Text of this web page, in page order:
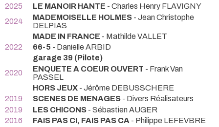
2025
LE MANOIR HANTE - Charles Henry FLAVIGNY
2024
MADEMOISELLE HOLMES - Jean Christophe
DELPIAS
MADE IN FRANCE - Mathilde VALLET
2022
66-5 - Danielle ARBID
garage 39 (Pilote)
2020
ENQUETE A COEUR OUVERT - Frank Van
PASSEL
HORS JEUX - Jérôme DEBUSSCHERE
2019
SCENES DE MENAGES - Divers Réalisateurs
2019
LES CHICONS - Sébastien AUGER
2016
FAIS PAS CI, FAIS PAS CA - Philippe LEFEVBRE